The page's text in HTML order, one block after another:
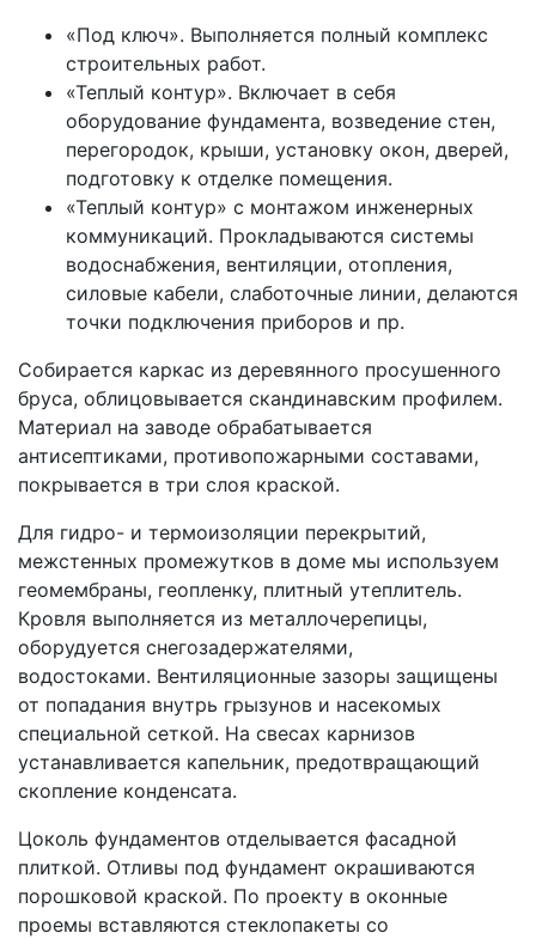
«Под ключ». Выполняется полный комплекс
строительных работ.
«Теплый контур». Включает в себя
оборудование фундамента, возведение стен,
перегородок, крыши, установку окон, дверей,
подготовку к отделке помещения.
«Теплый контур» с монтажом инженерных
коммуникаций. Прокладываются системы
водоснабжения, вентиляции, отопления,
силовые кабели, слаботочные линии, делаются
точки подключения приборов и пр.
Собирается каркас из деревянного просушенного
бруса, облицовывается скандинавским профилем.
Материал на заводе обрабатывается
антисептиками, противопожарными составами,
покрывается в три слоя краской.
Для гидро- и термоизоляции перекрытий,
межстенных промежутков в доме мы используем
геомембраны, геопленку, плитный утеплитель.
Кровля выполняется из металлочерепицы,
оборудуется снегозадержателями,
водостоками. Вентиляционные зазоры защищены
от попадания внутрь грызунов и насекомых
специальной сеткой. На свесах карнизов
устанавливается капельник, предотвращающий
скопление конденсата.
Цоколь фундаментов отделывается фасадной
плиткой. Отливы под фундамент окрашиваются
порошковой краской. По проекту в оконные
проемы вставляются стеклопакеты со